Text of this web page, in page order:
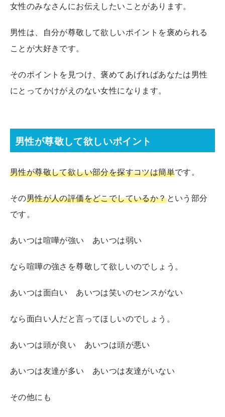
女性のみなさんにお伝えしたいことがあります。
男性は、自分が尊敬して欲しいポイントを褒められる
ことが大好きです。
そのポイントを見つけ、褒めてあげればあなたは男性
にとってかけがえのない女性になります。
男性が尊敬して欲しいポイント
男性が尊敬して欲しい部分を探すコツは簡単です。
その男性が人の評価をどこでしているか？という部分
です。
あいつは喧嘩が強い あいつは弱い
なら喧嘩の強さを尊敬して欲しいのでしょう。
あいつは面白い あいつは笑いのセンスがない
なら面白い人だと言ってほしいのでしょう。
あいつは頭が良い あいつは頭が悪い
あいつは友達が多い あいつは友達がいない
その他にも